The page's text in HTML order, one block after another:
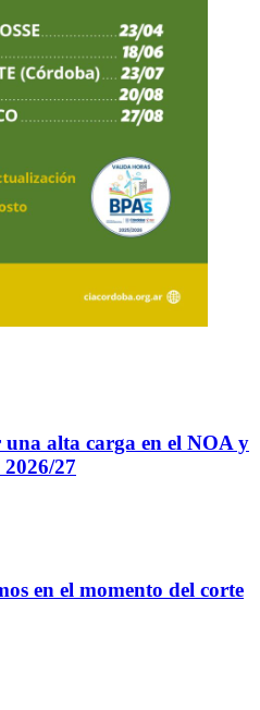
alta carga en el NOA y
27
en el momento del corte